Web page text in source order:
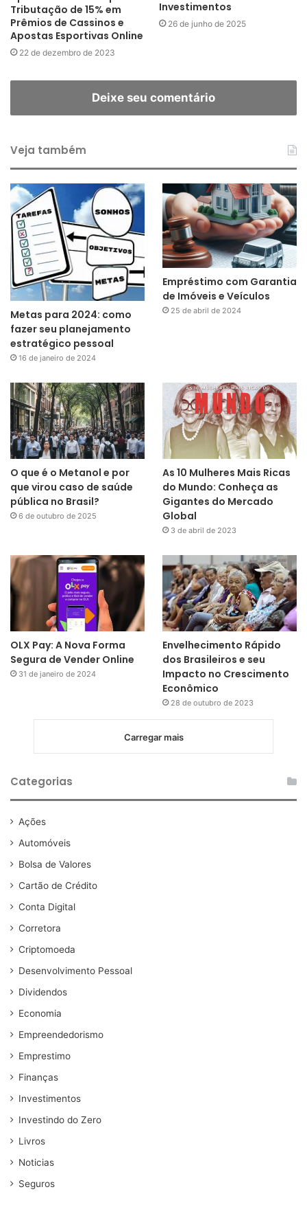
Tributação de 15% em
Prêmios de Cassinos e
Apostas Esportivas Online
22 de dezembro de 2023
Investimentos
26 de junho de 2025
Deixe seu comentário
Veja também
Metas para 2024: como
fazer seu planejamento
estratégico pessoal
16 de janeiro de 2024
Empréstimo com Garantia
de Imóveis e Veículos
25 de abril de 2024
O que é o Metanol e por
que virou caso de saúde
pública no Brasil?
6 de outubro de 2025
As 10 Mulheres Mais Ricas
do Mundo: Conheça as
Gigantes do Mercado
Global
3 de abril de 2023
OLX Pay: A Nova Forma
Segura de Vender Online
31 de janeiro de 2024
Envelhecimento Rápido
dos Brasileiros e seu
Impacto no Crescimento
Econômico
28 de outubro de 2023
Carregar mais
Categorias
Ações
Automóveis
Bolsa de Valores
Cartão de Crédito
Conta Digital
Corretora
Criptomoeda
Desenvolvimento Pessoal
Dividendos
Economia
Empreendedorismo
Emprestimo
Finanças
Investimentos
Investindo do Zero
Livros
Noticias
Seguros